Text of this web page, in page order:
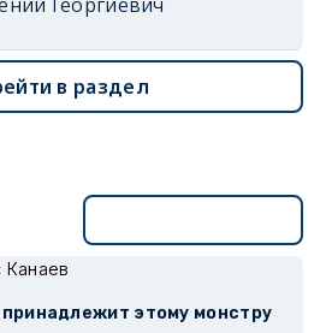
в раздел
Канаев
этому монстру